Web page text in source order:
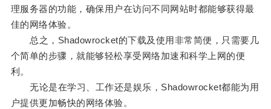
理服务器的功能，确保用户在访问不同网站时都能够获得最
佳的网络体验。
总之，Shadowrocket的下载及使用非常简便，只需要几
个简单的步骤，就能够轻松享受网络加速和科学上网的便
利。
无论是在学习、工作还是娱乐，Shadowrocket都能为用
户提供更加畅快的网络体验。